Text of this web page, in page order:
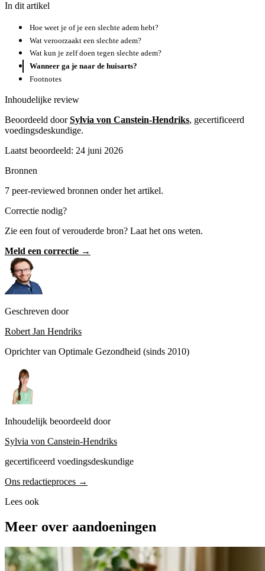
In dit artikel
Hoe weet je of je een slechte adem hebt?
Wat veroorzaakt een slechte adem?
Wat kun je zelf doen tegen slechte adem?
Wanneer ga je naar de huisarts?
Footnotes
Inhoudelijke review
Beoordeeld doorSylvia von Canstein-Hendriks, gecertificeerd
voedingsdeskundige.
Laatst beoordeeld: 24 juni 2026
Bronnen
7 peer-reviewed bronnen onder het artikel.
Correctie nodig?
Zie een fout of verouderde bron? Laat het ons weten.
Meld een correctie →
Geschreven door
Robert Jan Hendriks
Oprichter van Optimale Gezondheid (sinds 2010)
Inhoudelijk beoordeeld door
Sylvia von Canstein-Hendriks
gecertificeerd voedingsdeskundige
Ons redactieproces →
Lees ook
Meer over aandoeningen